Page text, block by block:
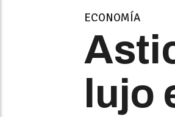
lujo
ECONOMÍA